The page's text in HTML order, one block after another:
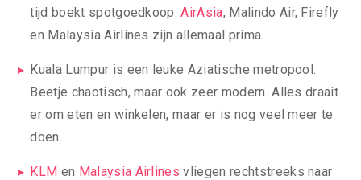
tijd boekt spotgoedkoop.AirAsia, Malindo Air, Firefly
en Malaysia Airlines zijn allemaal prima.
Kuala Lumpur is een leuke Aziatische metropool.
Beetje chaotisch, maar ook zeer modern. Alles draait
er om eten en winkelen, maar er is nog veel meer te
doen.
KLM en Malaysia Airlines vliegen rechtstreeks naar